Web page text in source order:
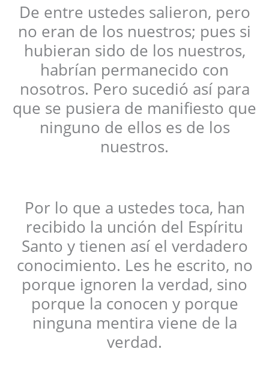
De entre ustedes salieron, pero
no eran de los nuestros; pues si
hubieran sido de los nuestros,
habrían permanecido con
nosotros. Pero sucedió así para
que se pusiera de manifiesto que
ninguno de ellos es de los
nuestros.
Por lo que a ustedes toca, han
recibido la unción del Espíritu
Santo y tienen así el verdadero
conocimiento. Les he escrito, no
porque ignoren la verdad, sino
porque la conocen y porque
ninguna mentira viene de la
verdad.